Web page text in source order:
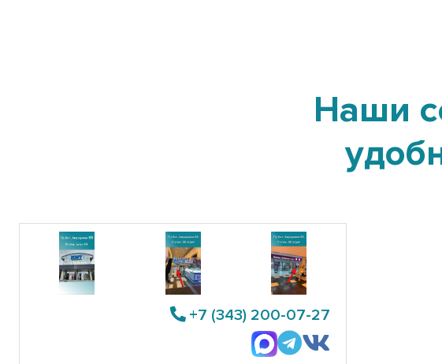
Наши
+7 (343) 200-07-27